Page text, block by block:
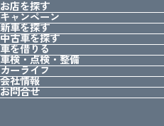
お店を探す
キャンペーン
新車を探す
中古車を探す
車を借りる
車検・点検・整備
カーライフ
会社情報
お問合せ